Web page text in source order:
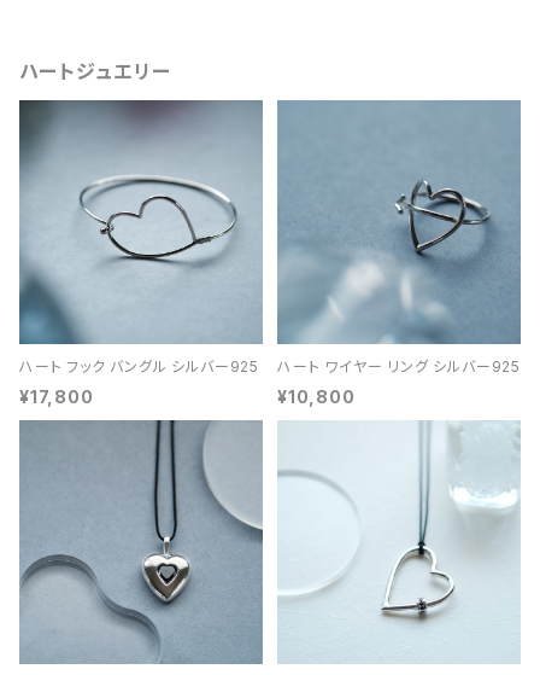
ハートジュエリー
ハート フック バングル シルバー925
¥17,800
ハート ワイヤー リング シルバー925
¥10,800